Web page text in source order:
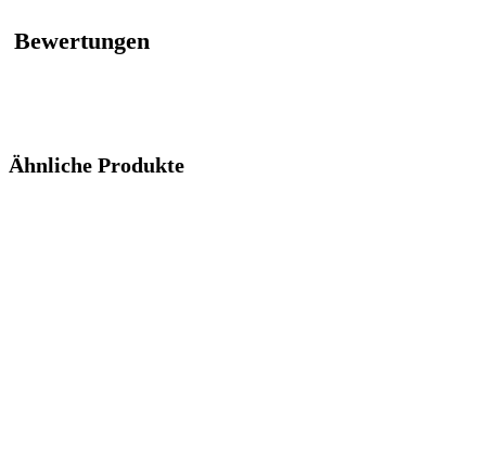
Bewertungen
Ähnliche Produkte